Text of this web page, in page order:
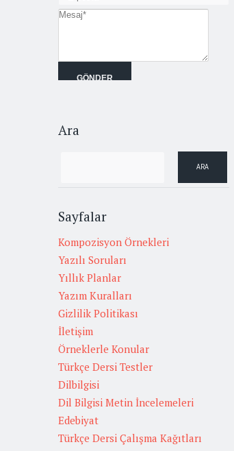
Ara
Sayfalar
Kompozisyon Örnekleri
Yazılı Soruları
Yıllık Planlar
Yazım Kuralları
Gizlilik Politikası
İletişim
Örneklerle Konular
Türkçe Dersi Testler
Dilbilgisi
Dil Bilgisi Metin İncelemeleri
Edebiyat
Türkçe Dersi Çalışma Kağıtları